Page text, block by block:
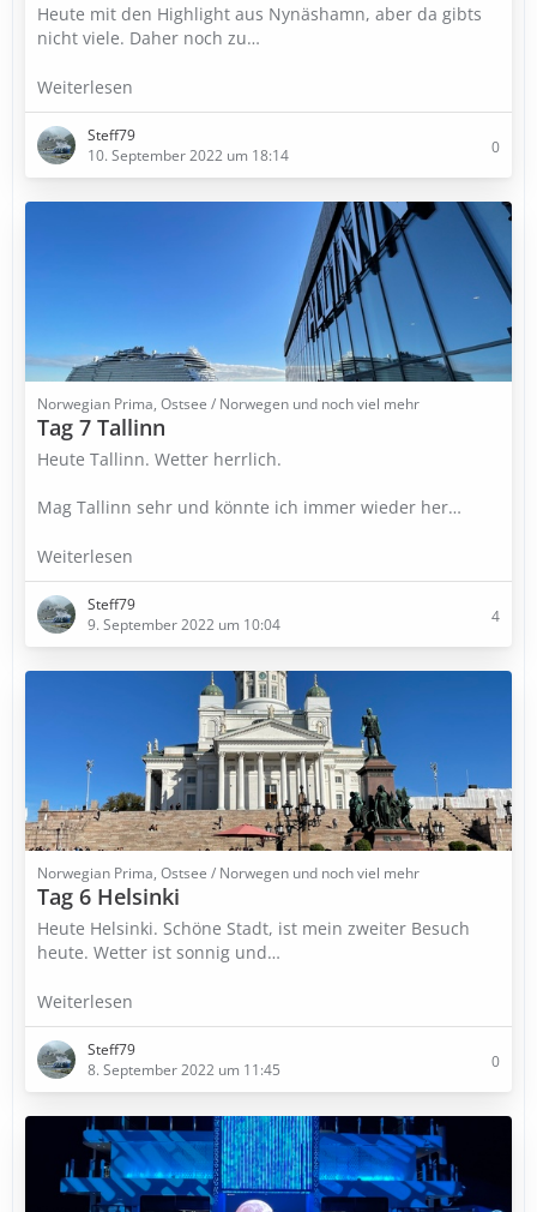
Heute mit den Highlight aus Nynäshamn, aber da gibts
nicht viele. Daher noch zu…
Weiterlesen
Steff79
10. September 2022 um 18:14
0
Norwegian Prima, Ostsee / Norwegen und noch viel mehr
Tag 7 Tallinn
Heute Tallinn. Wetter herrlich.
Mag Tallinn sehr und könnte ich immer wieder her…
Weiterlesen
Steff79
9. September 2022 um 10:04
4
Norwegian Prima, Ostsee / Norwegen und noch viel mehr
Tag 6 Helsinki
Heute Helsinki. Schöne Stadt, ist mein zweiter Besuch
heute. Wetter ist sonnig und…
Weiterlesen
Steff79
8. September 2022 um 11:45
0